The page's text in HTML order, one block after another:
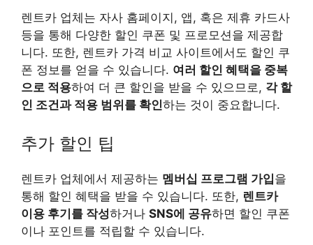
렌트카 업체는 자사 홈페이지, 앱, 혹은 제휴 카드사
등을 통해 다양한 할인 쿠폰 및 프로모션을 제공합
니다. 또한, 렌트카 가격 비교 사이트에서도 할인 쿠
폰 정보를 얻을 수 있습니다. 여러 할인 혜택을 중복
으로 적용하여 더 큰 할인을 받을 수 있으므로, 각 할
인 조건과 적용 범위를 확인하는 것이 중요합니다.
추가 할인 팁
렌트카 업체에서 제공하는 멤버십 프로그램 가입을
통해 할인 혜택을 받을 수 있습니다. 또한, 렌트카
이용 후기를 작성하거나 SNS에 공유하면 할인 쿠폰
이나 포인트를 적립할 수 있습니다.